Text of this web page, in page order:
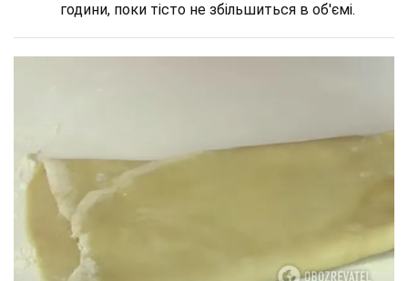
години, поки тісто не збільшиться в об'ємі.